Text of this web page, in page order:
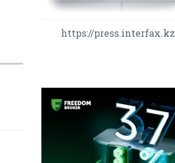
https://press.interfax.kz